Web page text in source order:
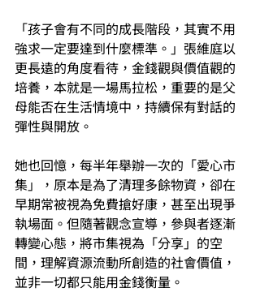
「孩子會有不同的成長階段，其實不用
強求一定要達到什麼標準。」張維庭以
更長遠的角度看待，金錢觀與價值觀的
培養，本就是一場馬拉松，重要的是父
母能否在生活情境中，持續保有對話的
彈性與開放。
她也回憶，每半年舉辦一次的「愛心市
集」，原本是為了清理多餘物資，卻在
早期常被視為免費搶好康，甚至出現爭
執場面。但隨著觀念宣導，參與者逐漸
轉變心態，將市集視為「分享」的空
間，理解資源流動所創造的社會價值，
並非一切都只能用金錢衡量。